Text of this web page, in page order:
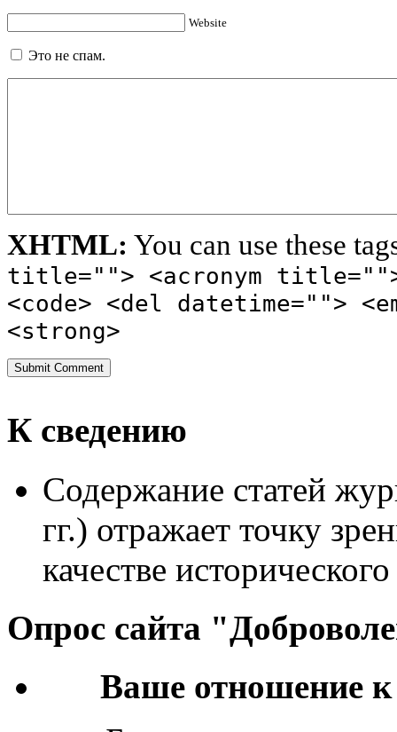
Website
Это не спам.
XHTML: You can use these
title=""> <acronym
<code> <del datetime="">
<strong>
К сведению
Содержание статей
гг.) отражает точку
качестве
Опрос сайта
Ваше отношение